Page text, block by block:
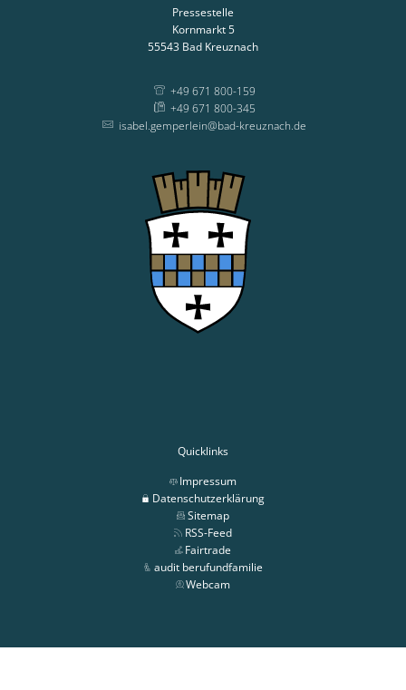
Pressestelle
Kornmarkt 5
55543 Bad Kreuznach
+49 671 800-159
+49 671 800-345
isabel.gemperlein@bad-kreuznach.de
Quicklinks
Impressum
Datenschutzerklärung
Sitemap
RSS-Feed
Fairtrade
audit berufundfamilie
Webcam